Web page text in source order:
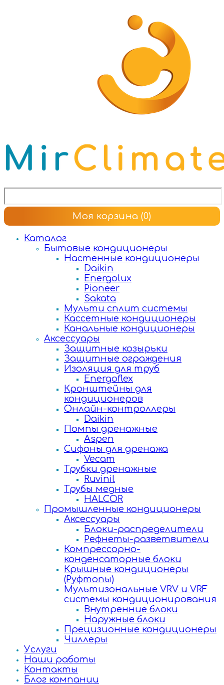
Моя корзина (0)
Каталог
Бытовые кондиционеры
Настенные кондиционеры
Daikin
Energolux
Pioneer
Sakata
Мульти сплит системы
Кассетные кондиционеры
Канальные кондиционеры
Аксессуары
Защитные козырьки
Защитные ограждения
Изоляция для труб
Energoflex
Кронштейны для
кондиционеров
Онлайн-контроллеры
Daikin
Помпы дренажные
Aspen
Сифоны для дренажа
Vecam
Трубки дренажные
Ruvinil
Трубы медные
HALCOR
Промышленные кондиционеры
Аксессуары
Блоки-распределители
Рефнеты-разветвители
Компрессорно-
конденсаторные блоки
Крышные кондиционеры
(Руфтопы)
Мультизональные VRV и VRF
системы кондиционирования
Внутренние блоки
Наружные блоки
Прецизионные кондиционеры
Чиллеры
Услуги
Наши работы
Контакты
Блог компании